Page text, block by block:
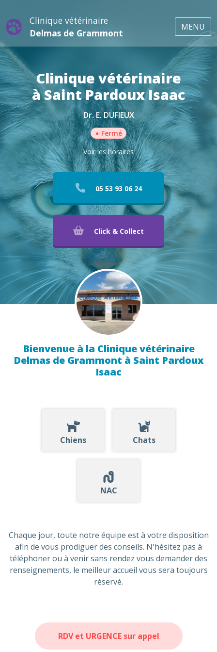
Clinique vétérinaire
Delmas de Grammont
MENU
Clinique vétérinaire
à Saint Pardoux Isaac
Dr. E. DUFIEUX
• Fermé
Voir les horaires
05 53 93 06 24
Click & Collect
Bienvenue à la Clinique vétérinaire
Delmas de Grammont à Saint Pardoux
Isaac
Chiens Chats
NAC
Chaque jour, toute notre équipe est à votre disposition
afin de vous prodiguer des conseils. N'hésitez pas à
téléphoner ou à venir sans rendez vous demander des
renseignements, le meilleur accueil vous sera toujours
réservé.
RDV et URGENCE sur appel